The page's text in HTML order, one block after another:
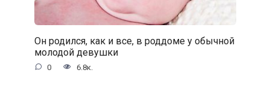
Он родился, как и все, в роддоме у обычной
молодой девушки
0 6.8к.